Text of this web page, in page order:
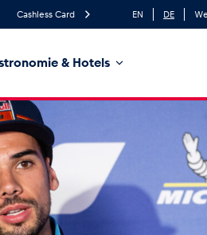
Cashless Card EN DE
& Hotels